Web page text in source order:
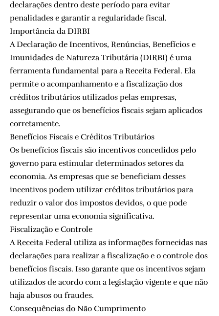
declarações dentro deste período para evitar
penalidades e garantir a regularidade fiscal.
Importância da DIRBI
A Declaração de Incentivos, Renúncias, Benefícios e
Imunidades de Natureza Tributária (DIRBI) é uma
ferramenta fundamental para a Receita Federal. Ela
permite o acompanhamento e a fiscalização dos
créditos tributários utilizados pelas empresas,
assegurando que os benefícios fiscais sejam aplicados
corretamente.
Benefícios Fiscais e Créditos Tributários
Os benefícios fiscais são incentivos concedidos pelo
governo para estimular determinados setores da
economia. As empresas que se beneficiam desses
incentivos podem utilizar créditos tributários para
reduzir o valor dos impostos devidos, o que pode
representar uma economia significativa.
Fiscalização e Controle
A Receita Federal utiliza as informações fornecidas nas
declarações para realizar a fiscalização e o controle dos
benefícios fiscais. Isso garante que os incentivos sejam
utilizados de acordo com a legislação vigente e que não
haja abusos ou fraudes.
Consequências do Não Cumprimento